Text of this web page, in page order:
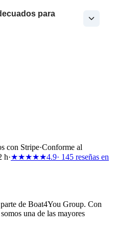
para
con Stripe·Conforme al
h·★★★★★4.9· 145 reseñas en
de Boat4You Group. Con
una de las mayores